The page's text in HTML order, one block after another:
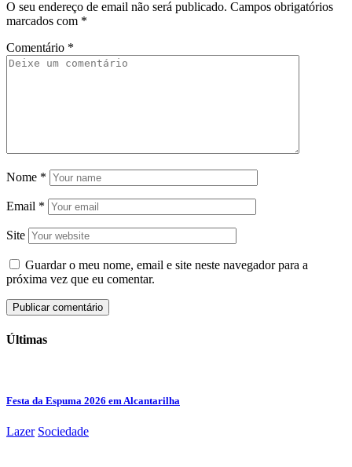
O seu endereço de email não será publicado. Campos obrigatórios
marcados com *
Comentário *
Nome *
Email *
Site
Guardar o meu nome, email e site neste navegador para a
próxima vez que eu comentar.
Últimas
Festa da Espuma 2026 em Alcantarilha
Lazer Sociedade